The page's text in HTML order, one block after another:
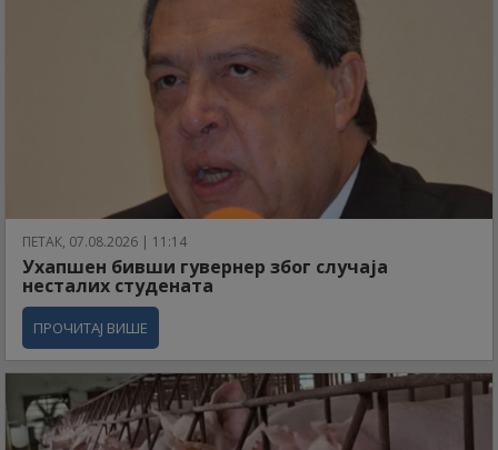
ПЕТАК, 07.08.2026 | 11:14
Ухапшен бивши гувернер због случаја
несталих студената
ПРОЧИТАЈ ВИШЕ